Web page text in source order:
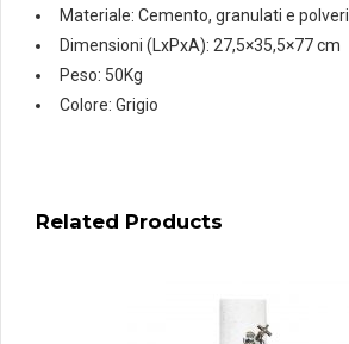
Materiale: Cemento, granulati e
Dimensioni (LxPxA): 27,5×35,5×77 cm
Peso: 50Kg
Colore: Grigio
Related Products